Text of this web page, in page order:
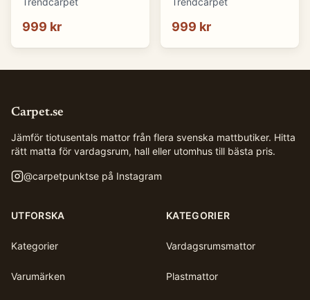
999 kr 999 kr
Carpet.se
Jämför tiotusentals mattor från flera svenska mattbutiker. Hitta
rätt matta för vardagsrum, hall eller utomhus till bästa pris.
@carpetpunktse på Instagram
UTFORSKA
Kategorier
Varumärken
KATEGORIER
Vardagsrumsmattor
Plastmattor